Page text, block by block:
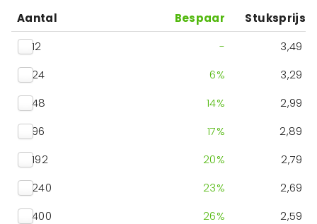
Aantal Bespaar
Stuksprijs
12
-
3,49
24
6%
3,29
48
14%
2,99
96
17%
2,89
192
20%
2,79
240
23%
2,69
400
26%
2,59